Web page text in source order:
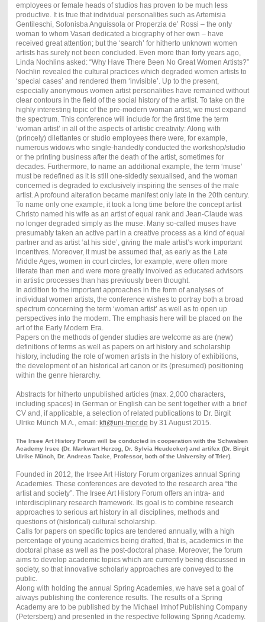
employees or female heads of studios has proven to be much less
productive. It is true that individual personalities such as Artemisia
Gentileschi, Sofonisba Anguissola or Properzia de’ Rossi – the only
woman to whom Vasari dedicated a biography of her own – have
received great attention; but the ‘search’ for hitherto unknown women
artists has surely not been concluded. Even more than forty years ago,
Linda Nochlins asked: “Why Have There Been No Great Women Artists?”
Nochlin revealed the cultural practices which degraded women artists to
‘special cases’ and rendered them ‘invisible’. Up to the present,
especially anonymous women artist personalities have remained without
clear contours in the field of the social history of the artist. To take on the
highly interesting topic of the pre-modern woman artist, we must expand
the spectrum. This conference will include for the first time the term
‘woman artist’ in all of the aspects of artistic creativity: Along with
(princely) dilettantes or studio employees there were, for example,
numerous widows who single-handedly conducted the workshop/studio
or the printing business after the death of the artist, sometimes for
decades. Furthermore, to name an additional example, the term ‘muse’
must be redefined as it is still one-sidedly sexualised, and the woman
concerned is degraded to exclusively inspiring the senses of the male
artist. A profound alteration became manifest only late in the 20th century.
To name only one example, it took a long time before the concept artist
Christo named his wife as an artist of equal rank and Jean-Claude was
no longer degraded simply as the muse. Many so-called muses have
presumably taken an active part in a creative process as a kind of equal
partner and as artist ‘at his side’, giving the male artist’s work important
incentives. Moreover, it must be assumed that, as early as the Late
Middle Ages, women in court circles, for example, were often more
literate than men and were more greatly involved as educated advisors
in artistic processes than has previously been thought.
In addition to the important approaches in the form of analyses of
individual women artists, the conference wishes to portray both a broad
spectrum concerning the term ‘woman artist’ as well as to open up
perspectives into the modern. The emphasis here will be placed on the
art of the Early Modern Era.
Papers on the methods of gender studies are welcome as are (new)
definitions of terms as well as papers on art history and scholarship
history, including the role of women artists in the history of exhibitions,
the development of an historical art canon or its (presumed) positioning
within the genre hierarchy.
Abstracts for hitherto unpublished articles (max. 2,000 characters,
including spaces) in German or English can be sent together with a brief
CV and, if applicable, a selection of related publications to Dr. Birgit
Ulrike Münch M.A., email: kfi@uni-trier.de by 31 August 2015.
The Irsee Art History Forum will be conducted in cooperation with the Schwaben
Academy Irsee (Dr. Markwart Herzog, Dr. Sylvia Heudecker) and artifex (Dr. Birgit
Ulrike Münch, Dr. Andreas Tacke, Professor, both of the University of Trier).
Founded in 2012, the Irsee Art History Forum organizes annual Spring
Academies. These conferences are devoted to the research area “the
artist and society”. The Irsee Art History Forum offers an intra- and
interdisciplinary research framework. Its goal is to combine research
approaches to serious art history in all disciplines, methods and
questions of (historical) cultural scholarship.
Calls for papers on specific topics are tendered annually, with a high
percentage of young academics being drafted, that is, academics in the
doctoral phase as well as the post-doctoral phase. Moreover, the forum
aims to develop academic topics which are currently being discussed in
society, so that innovative scholarly approaches are conveyed to the
public.
Along with holding the annual Spring Academies, we have set a goal of
always publishing the conference results. The results of a Spring
Academy are to be published by the Michael Imhof Publishing Company
(Petersberg) and presented in the respective following Spring Academy.